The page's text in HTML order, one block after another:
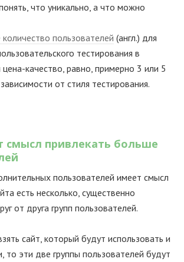
что уникально, а что можно
пользователей (англ.) для
тестирования в
качество, равно, примерно 3 или 5
от стиля тестирования.
смысл привлекать больше
пользователей имеет смысл
есть несколько, существенно
от друга групп пользователей.
сайт, который будут использовать и
то эти две группы пользователей будут